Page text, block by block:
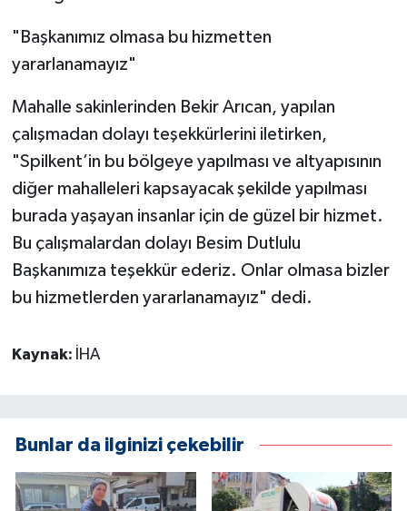
"Başkanımız olmasa bu hizmetten
yararlanamayız"
Mahalle sakinlerinden Bekir Arıcan, yapılan
çalışmadan dolayı teşekkürlerini iletirken,
"Spilkent’in bu bölgeye yapılması ve altyapısının
diğer mahalleleri kapsayacak şekilde yapılması
burada yaşayan insanlar için de güzel bir hizmet.
Bu çalışmalardan dolayı Besim Dutlulu
Başkanımıza teşekkür ederiz. Onlar olmasa bizler
bu hizmetlerden yararlanamayız" dedi.
Kaynak: İHA
Bunlar da ilginizi çekebilir